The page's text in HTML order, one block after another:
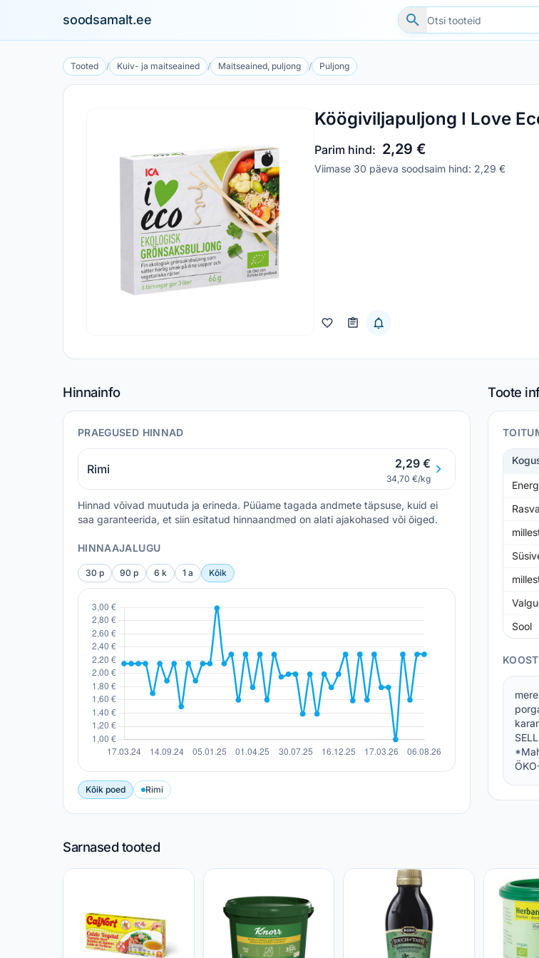
soodsamalt.ee
Tooted / Kuiv- ja maitseained / Maitseained, puljong / Puljong
Köögiviljapuljong I Love
Parim hind: 2,29 €
Viimase 30 päeva soodsaim hind: 2,29 €
Hinnainfo
PRAEGUSED HINNAD
Rimi 2,29 €
34,70 €/kg
Hinnad võivad muutuda ja erineda. Püüame tagada andmete täpsuse, kuid ei
saa garanteerida, et siin esitatud hinnaandmed on alati ajakohased või õiged.
HINNAAJALUGU
30 p 90 p 6 k 1 a Kõik
Kõik poed Rimi
Toote
Sool
Sarnased tooted